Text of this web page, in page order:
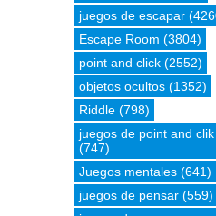
juegos de escapar
Escape Room (3804)
point and click (2552)
objetos ocultos (1352)
Riddle (798)
juegos de point and clik
(747)
Juegos mentales (641)
juegos de pensar (559)